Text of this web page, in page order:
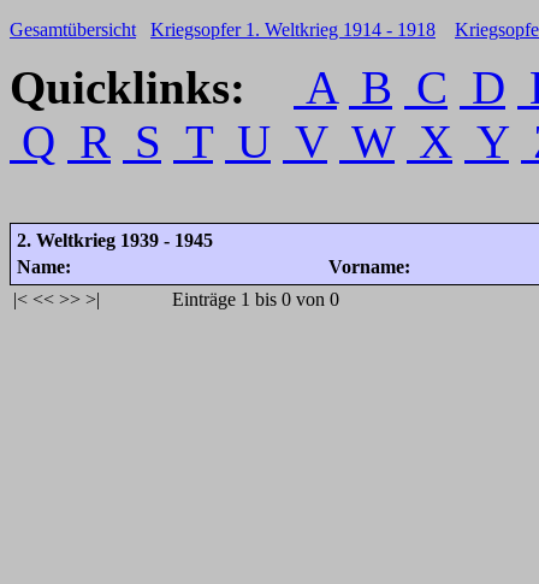
Gesamtübersicht Kriegsopfer 1. Weltkrieg 1914 - 1918
Quicklinks: A B C D
Q R S T U V W X Y
2. Weltkrieg 1939 - 1945
Name:
Vorname:
|< << >> >| Einträge 1 bis 0 von 0